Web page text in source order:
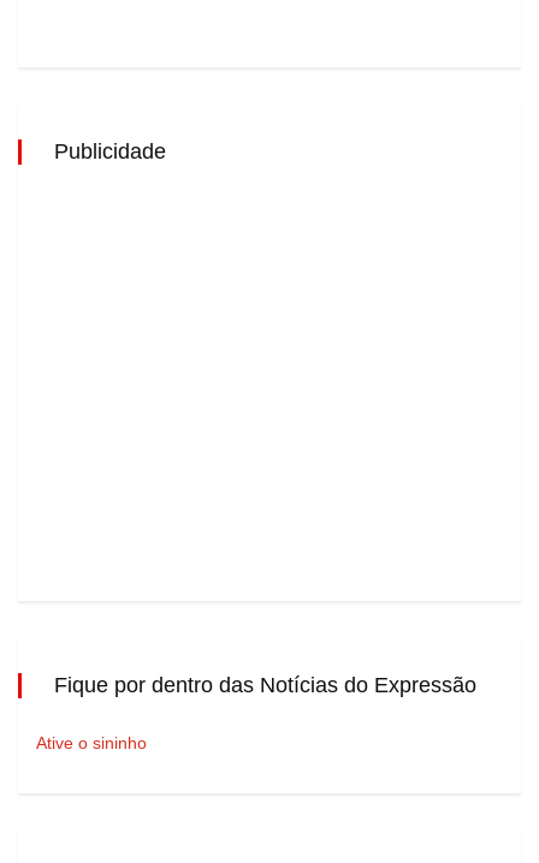
Publicidade
Fique por dentro das Notícias do Expressão
Ative o sininho